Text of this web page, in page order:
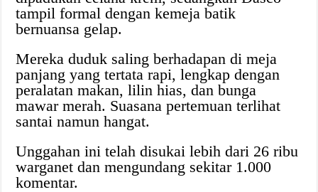
tampil formal dengan kemeja batik
bernuansa gelap.
Mereka duduk saling berhadapan di meja
panjang yang tertata rapi, lengkap dengan
peralatan makan, lilin hias, dan bunga
mawar merah. Suasana pertemuan terlihat
santai namun hangat.
Unggahan ini telah disukai lebih dari 26 ribu
warganet dan mengundang sekitar 1.000
komentar.